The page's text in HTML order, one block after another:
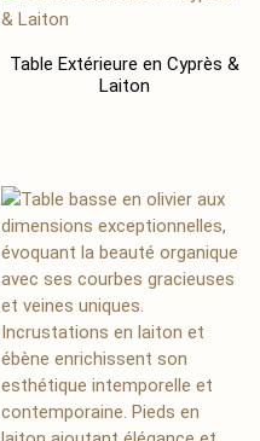
Table Extérieure en Cyprès &
Laiton